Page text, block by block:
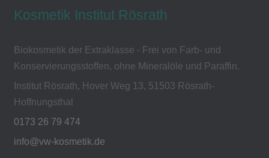
Kosmetik Institut Rösrath
Biokosmetik der Extraklasse - Frei von Farb- und
Konservierungsstoffen, ohne Mineralöle und Paraffin.
Institut Rösrath, Hover Weg 13, 51503 Rösrath-
Hoffnungsthal
0173 26 79 474
info@vw-kosmetik.de